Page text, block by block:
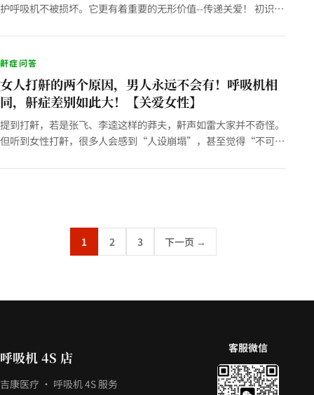
护呼吸机不被损坏。它更有着重要的无形价值--传递关爱！ 初识国
鼾症问答
女人打鼾的两个原因，男人永远不会有！呼吸机相
同，鼾症差别如此大！【关爱女性】
提到打鼾，若是张飞、李逵这样的莽夫，鼾声如雷大家并不奇怪。
但听到女性打鼾，很多人会感到“人设崩塌”，甚至觉得“不可思
乎与…
1 2 3 下一页 →
呼吸机 4S 店
吉康医疗 · 呼吸机 4S 服务
客服微信